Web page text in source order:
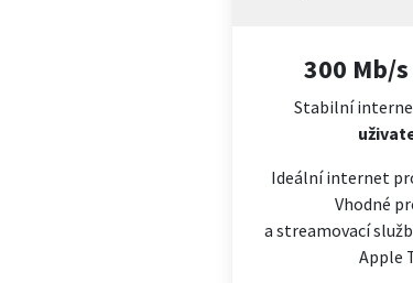
300 Mb/s
Stabilní
Ideální internet
Vhodné
a streamovací
Apple